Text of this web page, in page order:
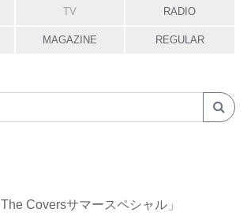
TV RADIO
MAGAZINE REGULAR
Coversサマースペシャル」